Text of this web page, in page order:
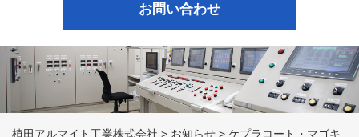
お問い合わせ
植田アルマイト工業株式会社 > お知らせ > ケプラコート・マゴキ